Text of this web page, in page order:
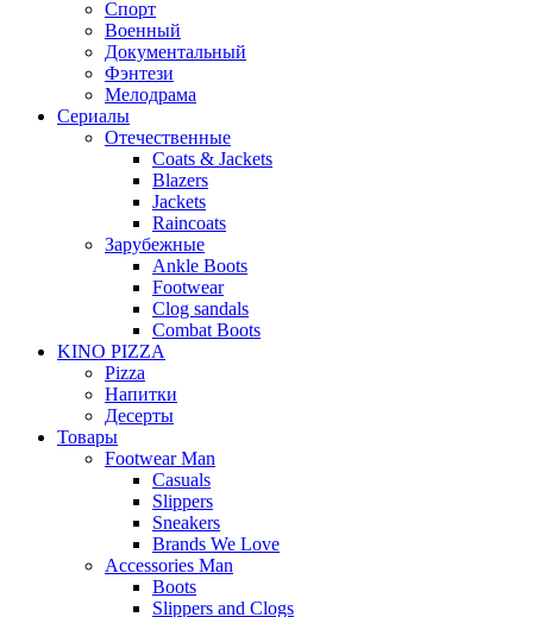
Спорт
Военный
Документальный
Фэнтези
Мелодрама
Сериалы
Отечественные
Coats & Jackets
Blazers
Jackets
Raincoats
Зарубежные
Ankle Boots
Footwear
Clog sandals
Combat Boots
KINO PIZZA
Pizza
Напитки
Десерты
Товары
Footwear Man
Casuals
Slippers
Sneakers
Brands We Love
Accessories Man
Boots
Slippers and Clogs